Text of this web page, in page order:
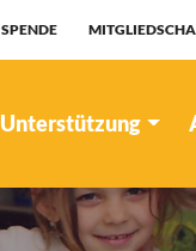
SPENDE
Unterstützung